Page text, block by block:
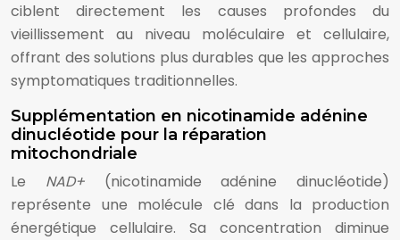
ciblent directement les causes profondes du
vieillissement au niveau moléculaire et cellulaire,
offrant des solutions plus durables que les approches
symptomatiques traditionnelles.
Supplémentation en nicotinamide adénine
dinucléotide pour la réparation
mitochondriale
Le NAD+(nicotinamide adénine dinucléotide)
représente une molécule clé dans la production
énergétique cellulaire. Sa concentration diminue